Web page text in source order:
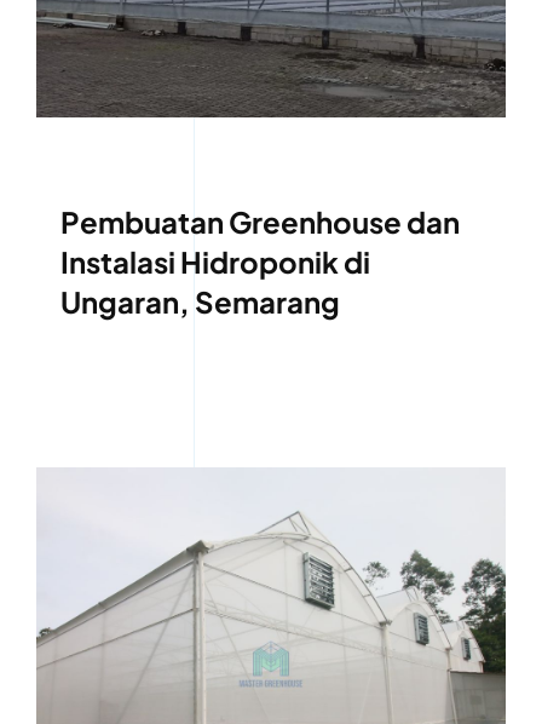
Pembuatan Greenhouse dan
Instalasi Hidroponik di
Ungaran, Semarang